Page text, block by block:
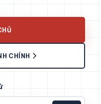
CHÍNH